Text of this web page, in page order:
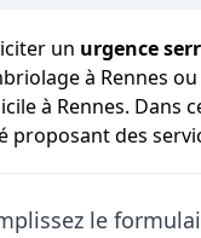
un urgence
à Rennes
à Rennes. Dans
des
le